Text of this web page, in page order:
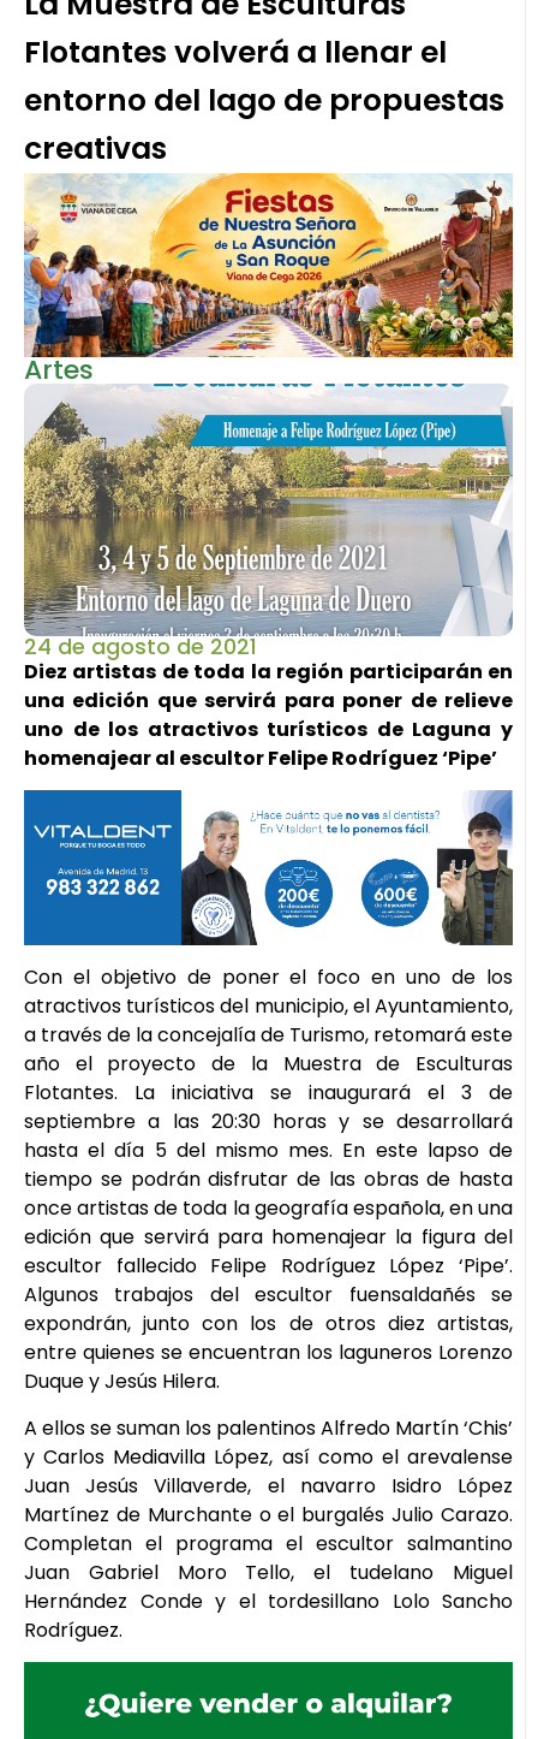
Flotantes volverá a llenar el
entorno del lago de propuestas
creativas
Artes
24 de agosto de 2021
Diez artistas de toda la región participarán en
una edición que servirá para poner de relieve
uno de los atractivos turísticos de Laguna y
homenajear al escultor Felipe Rodríguez ‘Pipe’
Con el objetivo de poner el foco en uno de los
atractivos turísticos del municipio, el Ayuntamiento,
a través de la concejalía de Turismo, retomará este
año el proyecto de la Muestra de Esculturas
Flotantes. La iniciativa se inaugurará el 3 de
septiembre a las 20:30 horas y se desarrollará
hasta el día 5 del mismo mes. En este lapso de
tiempo se podrán disfrutar de las obras de hasta
once artistas de toda la geografía española, en una
edición que servirá para homenajear la figura del
escultor fallecido Felipe Rodríguez López ‘Pipe’.
Algunos trabajos del escultor fuensaldañés se
expondrán, junto con los de otros diez artistas,
entre quienes se encuentran los laguneros Lorenzo
Duque y Jesús Hilera.
A ellos se suman los palentinos Alfredo Martín ‘Chis’
y Carlos Mediavilla López, así como el arevalense
Juan Jesús Villaverde, el navarro Isidro López
Martínez de Murchante o el burgalés Julio Carazo.
Completan el programa el escultor salmantino
Juan Gabriel Moro Tello, el tudelano Miguel
Hernández Conde y el tordesillano Lolo Sancho
Rodríguez.